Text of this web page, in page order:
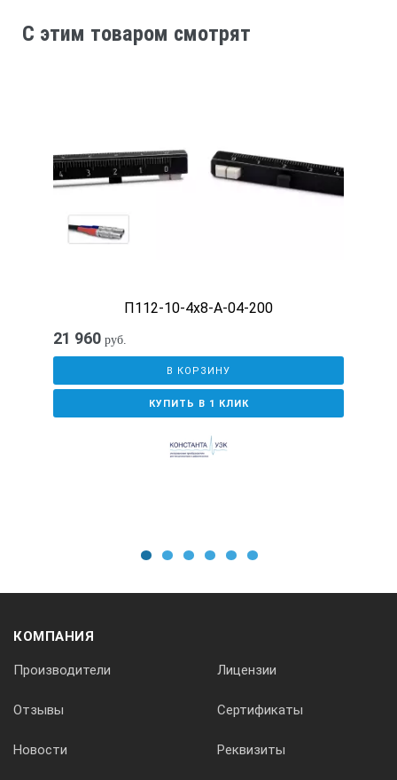
C этим товаром смотрят
П112-10-4х8-А-04-200
21 960 руб.
В КОРЗИНУ
КУПИТЬ В 1 КЛИК
КОМПАНИЯ
Производители Лицензии
Отзывы Сертификаты
Новости Реквизиты